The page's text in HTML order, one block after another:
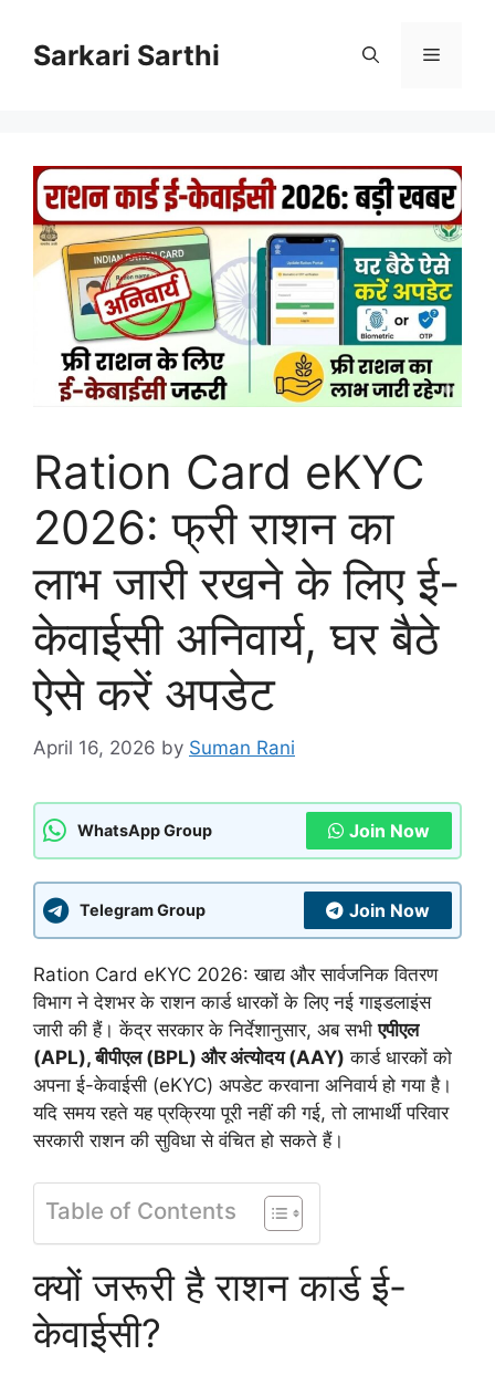
contentSarkari Sarthi Menu
Ration Card eKYC
2026: फ्री राशन का
लाभ जारी रखने के लिए ई-
केवाईसी अनिवार्य, घर बैठे
ऐसे करें अपडेट
April 16, 2026 by Suman Rani
WhatsApp Group Join Now
Telegram Group Join Now
Ration Card eKYC 2026: खाद्य और सार्वजनिक वितरण
विभाग ने देशभर के राशन कार्ड धारकों के लिए नई गाइडलाइंस
जारी की हैं। केंद्र सरकार के निर्देशानुसार, अब सभीएपीएल
(APL), बीपीएल (BPL) और अंत्योदय (AAY) कार्ड धारकों को
अपना ई-केवाईसी (eKYC) अपडेट करवाना अनिवार्य हो गया है।
यदि समय रहते यह प्रक्रिया पूरी नहीं की गई, तो लाभार्थी परिवार
सरकारी राशन की सुविधा से वंचित हो सकते हैं।
Table of Contents
क्यों जरूरी है राशन कार्ड ई-
केवाईसी?